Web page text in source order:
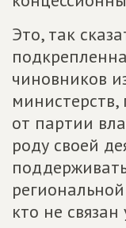
Это, так
чиновников
министерств,
от партии
роду своей
кто не